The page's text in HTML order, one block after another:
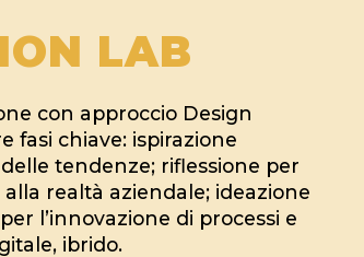
LAB
con approccio Design
fasi chiave: ispirazione
tendenze; riflessione per
realtà aziendale; ideazione
l’innovazione di processi e
ibrido.